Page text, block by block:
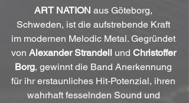
ART NATION aus Göteborg,
Schweden, ist die aufstrebende Kraft
im modernen Melodic Metal. Gegründet
von Alexander Strandell und Christoffer
Borg, gewinnt die Band Anerkennung
für ihr erstaunliches Hit-Potenzial, ihren
wahrhaft fesselnden Sound und